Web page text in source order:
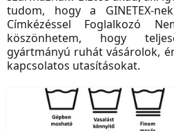
tudom, hogy a GINETEX-
Címkézéssel Foglalkozó
köszönhetem, hogy
gyártmányú ruhát vásárolok,
kapcsolatos utasításokat.